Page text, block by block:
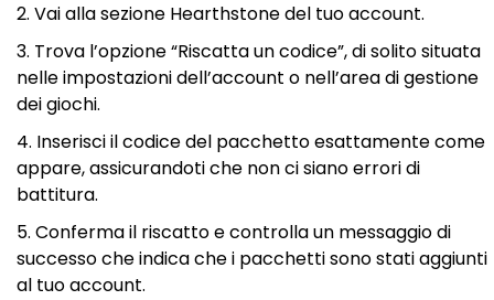
Vai alla sezione Hearthstone del tuo account.
Trova l’opzione “Riscatta un codice”, di solito situata
nelle impostazioni dell’account o nell’area di gestione
dei giochi.
Inserisci il codice del pacchetto esattamente come
appare, assicurandoti che non ci siano errori di
battitura.
Conferma il riscatto e controlla un messaggio di
successo che indica che i pacchetti sono stati aggiunti
al tuo account.